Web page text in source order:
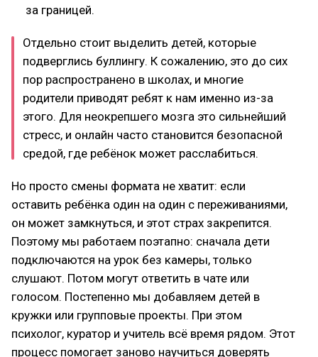
за границей.
Отдельно стоит выделить детей, которые
подверглись буллингу. К сожалению, это до сих
пор распространено в школах, и многие
родители приводят ребят к нам именно из-за
этого. Для неокрепшего мозга это сильнейший
стресс, и онлайн часто становится безопасной
средой, где ребёнок может расслабиться.
Но просто смены формата не хватит: если
оставить ребёнка один на один с переживаниями,
он может замкнуться, и этот страх закрепится.
Поэтому мы работаем поэтапно: сначала дети
подключаются на урок без камеры, только
слушают. Потом могут ответить в чате или
голосом. Постепенно мы добавляем детей в
кружки или групповые проекты. При этом
психолог, куратор и учитель всё время рядом. Этот
процесс помогает заново научиться доверять